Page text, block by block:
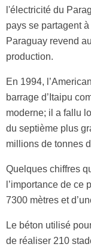
l'électricité du
pays se partagent
Paraguay revend
production.
En 1994,
barrage d’Itaipu
moderne; il a fallu
du septième plus
millions de tonnes
Quelques chiffres
l’importance de ce
7300 mètres et
Le béton utilisé
de réaliser 210